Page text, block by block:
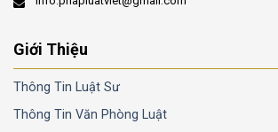
Giới Thiệu
Thông Tin Luật Sư
Thông Tin Văn Phòng Luật